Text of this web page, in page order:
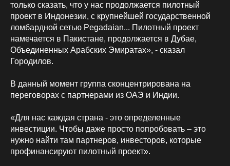
только сказать, что у нас продолжается пилотный
проект в Индонезии, с крупнейшей государственной
ломбардной сетью Pegadaian... Пилотный проект
намечается в Пакистане, продолжается в Дубае,
Объединенных Арабских Эмиратах», - сказал
Городилов.
В данный момент группа сконцентрирована на
переговорах с партнерами из ОАЭ и Индии.
«Для нас каждая страна - это определенные
инвестиции. Чтобы даже просто попробовать – это
нужно найти там партнеров, инвесторов, которые
профинансируют пилотный проект».